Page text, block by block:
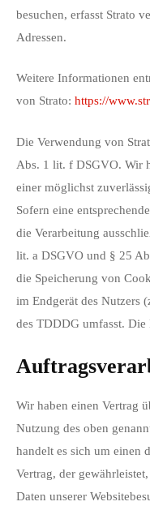
besuchen, erfasst Strato
Adressen.
Weitere Informationen
von Strato: https://
Die Verwendung von
Abs. 1 lit. f DSGVO. Wir
einer möglichst
Sofern eine
die Verarbeitung
lit. a DSGVO und § 25
die Speicherung von
im Endgerät des Nutzers
des TDDDG umfasst.
Wir haben einen Vertrag
Nutzung des oben
handelt es sich um einen
Vertrag, der
Daten unserer